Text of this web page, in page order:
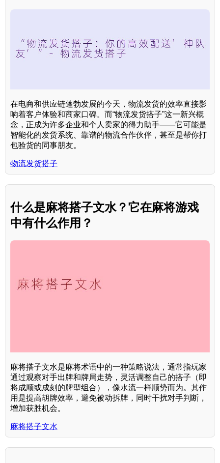
在电商和供应链蓬勃发展的今天，物流发货的效率直接影
响着客户体验和商家口碑。而“物流发货搭子”这一新兴概
念，正成为许多企业和个人卖家的得力助手——它可能是
智能化的发货系统、靠谱的物流合作伙伴，甚至是帮你打
包验货的同事朋友。
物流发货搭子
什么是麻将搭子文水？它在麻将游戏
中有什么作用？
麻将搭子文水是麻将术语中的一种策略说法，通常指玩家
通过观察对手出牌和牌局走势，灵活调整自己的搭子（即
将成顺或成刻的牌型组合），像水流一样顺势而为。其作
用是提高胡牌效率，避免被动拆牌，同时干扰对手判断，
增加获胜机会。
麻将搭子文水